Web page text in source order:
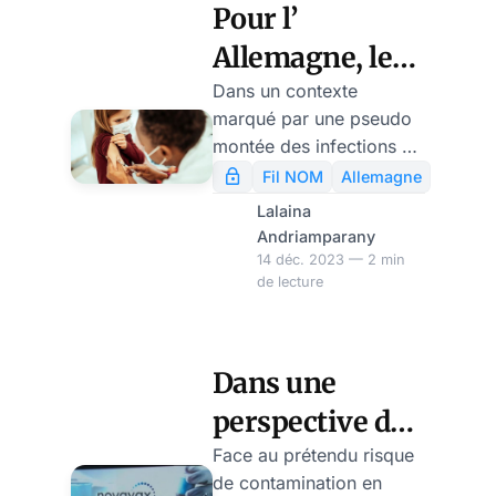
Pour l’
Allemagne, le
Covid continue
et recommande
le nouveau
Novavax
Dans un contexte
marqué par une pseudo
montée des infections au
variant Eris en Europe, la
mise à jour des vaccins
suscite un vif intérêt de
l’industrie
pharmaceutique.
américaine, Novavax, a
annoncé que son vaccin
anti-Covid-19 actualisé a
été approuvé par les
autorités sanitaires
Fil NOM
Allemagne
Lalaina
Andriamparany
14 déc. 2023 — 2 min
de lecture
Dans une
perspective du
« tout
Face au prétendu risque
de contamination en